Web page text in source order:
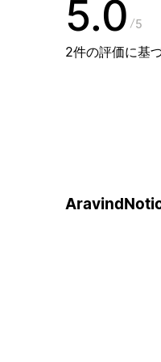
5.0 5
2件の評価に基